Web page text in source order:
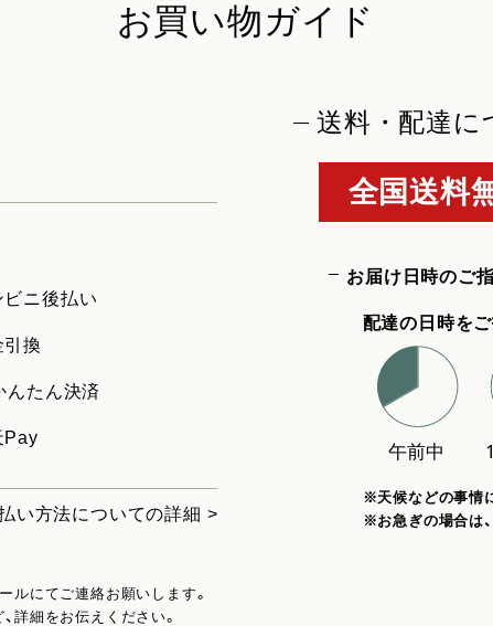
お買い物ガイド
ビニ後払い
引換
んたん決済
Pay
い方法についての詳細 >
ルにてご連絡お願いします。
詳細をお伝えください。
送料・配達に
全国送料
お届け日時のご
配達の日時を
※天候などの事情
※お急ぎの場合は